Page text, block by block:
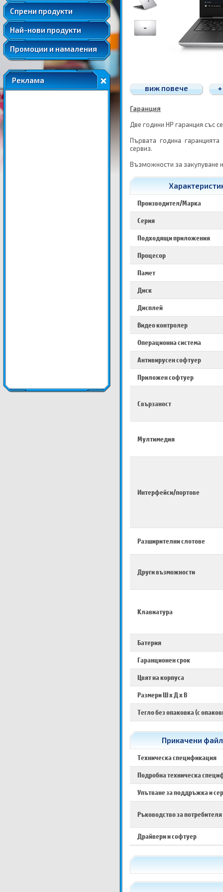
Спрени продукти
Удължени и допълнителни гаранции
Най-нови продукти
Промоции и намаления
Реклама
виж повече
Гаранция
Две години HP гаранция със
Първата година
сервиз.
Възможности за закупуване
Производител/Марка
Серия
Подходящи приложения
Процесор
Памет
Диск
Дисплей
Видео контролер
Операционна система
Антивирусен софтуер
Приложен софтуер
Свързаност
Мултимедия
Интерфейси/портове
Разширителни слотове
Други възможности
Клавиатура
Батерия
Гаранционен срок
Цвят на корпуса
Размери Ш х Д х В
Тегло без опаковка (с
Прикачени
Техническа спецификация
Подробна техническа
Упътване за поддръжка и
Ръководство за потребителя
Драйвери и софтуер